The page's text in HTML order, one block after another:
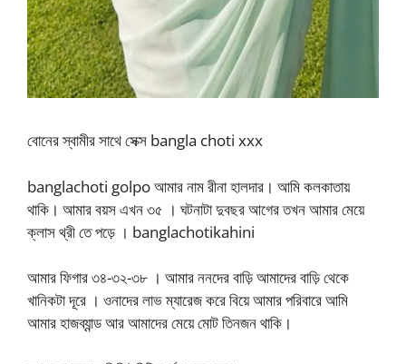
বোনের স্বামীর সাথে সেক্স bangla choti xxx
banglachoti golpo আমার নাম রীনা হালদার। আমি কলকাতায়
থাকি। আমার বয়স এখন ৩৫ । ঘটনাটা দুবছর আগের তখন আমার মেয়ে
ক্লাস থ্রী তে পড়ে । banglachotikahini
আমার ফিগার ৩৪-৩২-৩৮ । আমার ননদের বাড়ি আমাদের বাড়ি থেকে
খানিকটা দূরে । ওনাদের লাভ ম্যারেজ করে বিয়ে আমার পরিবারে আমি
আমার হাজব্যান্ড আর আমাদের মেয়ে মোট তিনজন থাকি।